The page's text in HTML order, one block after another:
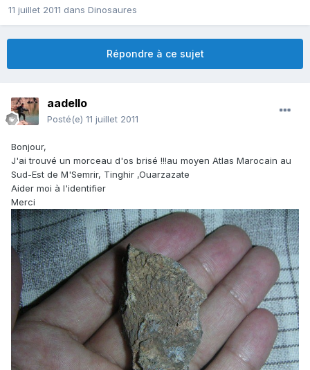
11 juillet 2011 dans Dinosaures
Répondre à ce sujet
aadello
Posté(e) 11 juillet 2011
Bonjour,
J'ai trouvé un morceau d'os brisé !!!au moyen Atlas Marocain au
Sud-Est de M'Semrir, Tinghir ,Ouarzazate
Aider moi à l'identifier
Merci